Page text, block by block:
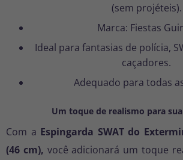
(sem projéteis).
Marca: Fiestas
Ideal para fantasias de polícia,
caçadores.
Adequado para todas
Um toque de realismo para
Com a Espingarda SWAT do
(46 cm), você adicionará um toque